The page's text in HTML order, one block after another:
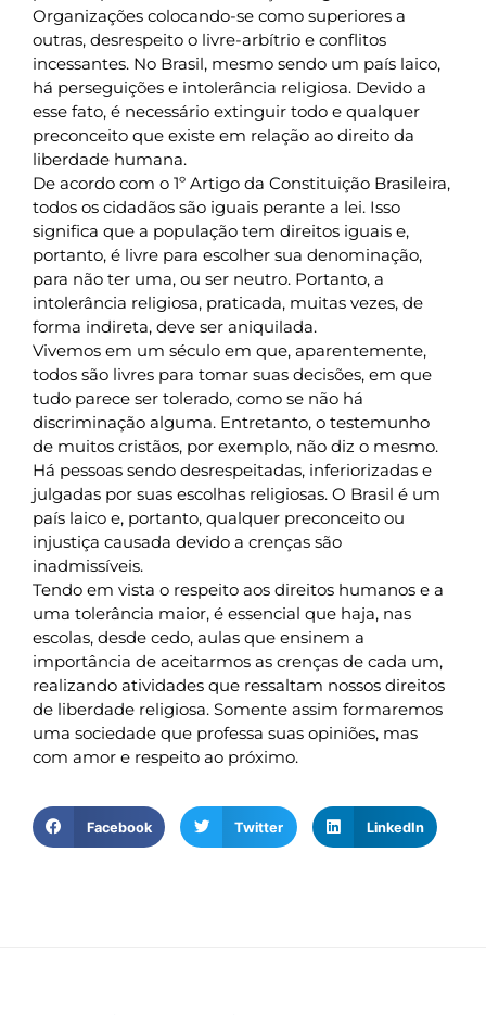
Organizações colocando-se como superiores a
outras, desrespeito o livre-arbítrio e conflitos
incessantes. No Brasil, mesmo sendo um país laico,
há perseguições e intolerância religiosa. Devido a
esse fato, é necessário extinguir todo e qualquer
preconceito que existe em relação ao direito da
liberdade humana.
De acordo com o 1º Artigo da Constituição Brasileira,
todos os cidadãos são iguais perante a lei. Isso
significa que a população tem direitos iguais e,
portanto, é livre para escolher sua denominação,
para não ter uma, ou ser neutro. Portanto, a
intolerância religiosa, praticada, muitas vezes, de
forma indireta, deve ser aniquilada.
Vivemos em um século em que, aparentemente,
todos são livres para tomar suas decisões, em que
tudo parece ser tolerado, como se não há
discriminação alguma. Entretanto, o testemunho
de muitos cristãos, por exemplo, não diz o mesmo.
Há pessoas sendo desrespeitadas, inferiorizadas e
julgadas por suas escolhas religiosas. O Brasil é um
país laico e, portanto, qualquer preconceito ou
injustiça causada devido a crenças são
inadmissíveis.
Tendo em vista o respeito aos direitos humanos e a
uma tolerância maior, é essencial que haja, nas
escolas, desde cedo, aulas que ensinem a
importância de aceitarmos as crenças de cada um,
realizando atividades que ressaltam nossos direitos
de liberdade religiosa. Somente assim formaremos
uma sociedade que professa suas opiniões, mas
com amor e respeito ao próximo.
Facebook Twitter LinkedIn